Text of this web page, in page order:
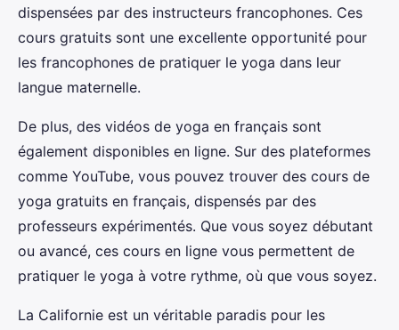
dispensées par des instructeurs francophones. Ces
cours gratuits sont une excellente opportunité pour
les francophones de pratiquer le yoga dans leur
langue maternelle.
De plus, des vidéos de yoga en français sont
également disponibles en ligne. Sur des plateformes
comme YouTube, vous pouvez trouver des cours de
yoga gratuits en français, dispensés par des
professeurs expérimentés. Que vous soyez débutant
ou avancé, ces cours en ligne vous permettent de
pratiquer le yoga à votre rythme, où que vous soyez.
La Californie est un véritable paradis pour les